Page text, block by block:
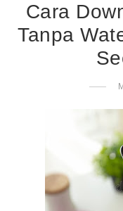
Cara
Tanpa